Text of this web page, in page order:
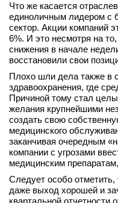
Что же касается
единоличным лидером с
сектор. Акции компаний
6%. И это несмотря на
снижения в начале
восстановили свои
Плохо шли дела также в
здравоохранения, где
Причиной тому стал
желания крупнейшими
создать свою
медицинского
заканчивая очередным
компании с угрозами
медицинским
Следует особо отметить,
даже выход хорошей и
квартальной отчетности